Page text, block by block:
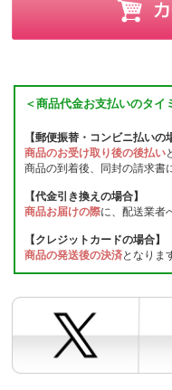
＜商品代金お支払いのタイ
【郵便振替・コンビニ払いの
商品のお受け取り後の後払い
商品の到着後、同封の請求書
【代金引き換えの場合】
商品お届けの際に、配送業者
【クレジットカードの場合】
商品の発送後の決済となりま